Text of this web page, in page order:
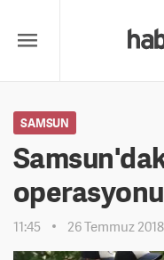
SAMSUN
operasyonu
11:45 26 Temmuz 2018